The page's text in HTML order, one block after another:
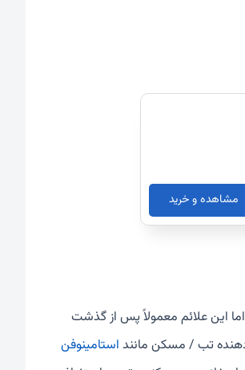
مشاهده و خرید
اما این علائم معمولاً پس از گذشت
دهنده تب / مسکن مانند استامینوفن